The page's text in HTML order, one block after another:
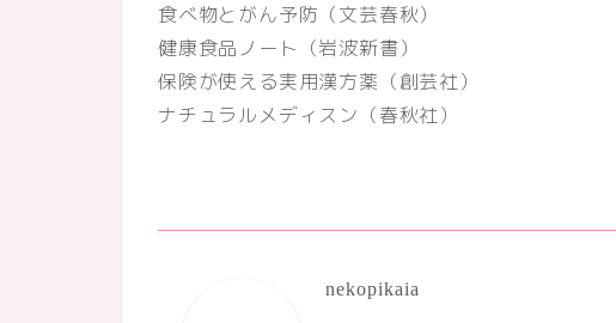
食べ物とがん予防（文芸春秋）
健康食品ノート（岩波新書）
保険が使える実用漢方薬（創芸社）
ナチュラルメディスン（春秋社）
nekopikaia